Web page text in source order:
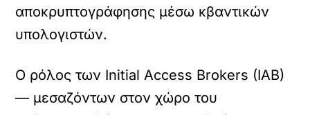
αποκρυπτογράφησης μέσω κβαντικών
υπολογιστών.
Ο ρόλος των Initial Access Brokers (IAB)
— μεσαζόντων στον χώρο του